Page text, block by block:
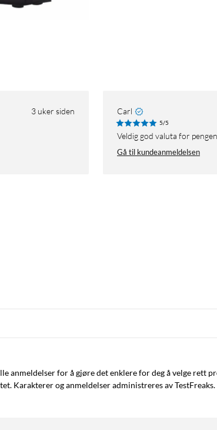
3 uker siden Carl
5/5
Veldig god valuta for
Gå til kundeanmeldelsen
anmeldelser for å gjøre det enklere for deg å velge rett
Karakterer og anmeldelser administreres av